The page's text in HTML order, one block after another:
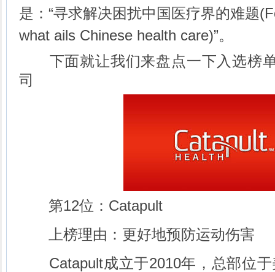
是：“寻求解决困扰中国医疗界的难题
what ails Chinese health care)”。
下面就让我们来盘点一下入选榜
司
第12位：Catapult
上榜理由：更好地预防运动伤害
Catapult成立于2010年，总部位于